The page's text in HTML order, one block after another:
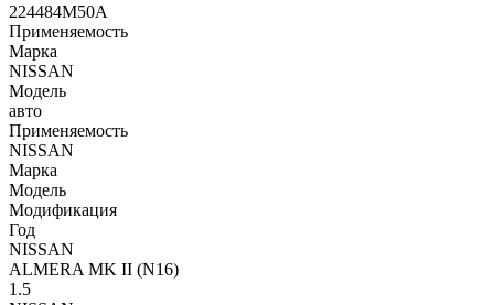
224484M50A
Применяемость
Марка
NISSAN
Модель
авто
Применяемость
NISSAN
Марка
Модель
Модификация
Год
NISSAN
ALMERA MK II (N16)
1.5